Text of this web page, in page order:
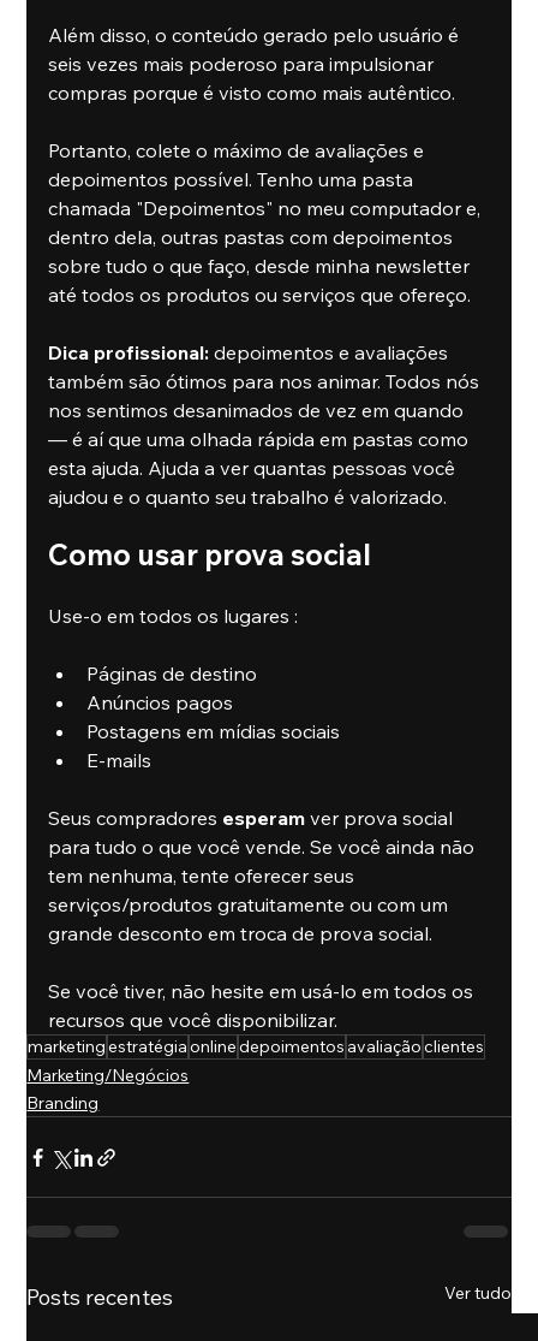
Além disso, o conteúdo gerado pelo usuário é
seis vezes mais poderoso para impulsionar
compras porque é visto como mais autêntico.
Portanto, colete o máximo de avaliações e
depoimentos possível. Tenho uma pasta
chamada "Depoimentos" no meu computador e,
dentro dela, outras pastas com depoimentos
sobre tudo o que faço, desde minha newsletter
até todos os produtos ou serviços que ofereço.
Dica profissional: depoimentos e avaliações
também são ótimos para nos animar. Todos nós
nos sentimos desanimados de vez em quando
— é aí que uma olhada rápida em pastas como
esta ajuda. Ajuda a ver quantas pessoas você
ajudou e o quanto seu trabalho é valorizado.
Como usar prova social
Use-o em todos os lugares :
Páginas de destino
Anúncios pagos
Postagens em mídias sociais
E-mails
Seus compradores esperam ver prova social
para tudo o que você vende. Se você ainda não
tem nenhuma, tente oferecer seus
serviços/produtos gratuitamente ou com um
grande desconto em troca de prova social.
Se você tiver, não hesite em usá-lo em todos os
recursos que você disponibilizar.
marketingestratégiaonlinedepoimentos avaliaçãoclientes
Marketing/Negócios
Branding
Posts recentes Ver tudo